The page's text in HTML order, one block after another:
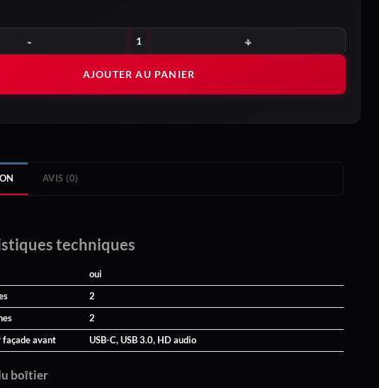
CG530U 4F CURVE
AJOUTER AU PANIER
AVIS (0)
techniques
oui
2
2
façade avant USB-C, USB 3.0, HD audio
boîtier